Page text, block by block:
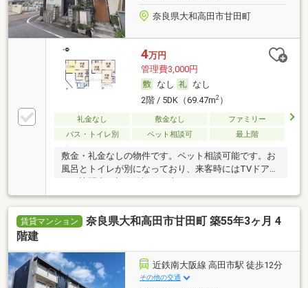
奈良県大和高田市甘田町
4万円
管理費3,000円
なし
なし
2階 / 5DK（69.47m2）
礼金なし 敷金なし
ファミリー
バス・トイレ別
ペット相談可 最上階
敷金・礼金なしの物件です。ペット相談可能です。お
風呂とトイレが別になっており、来客時にはTVドアホ
賃貸マンション
奈良県大和高田市甘田町 築55年3ヶ月 4
階建
近鉄南大阪線 高田市駅 徒歩12分
その他の交通